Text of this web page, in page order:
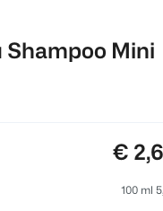
Mini
€
100 ml